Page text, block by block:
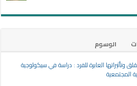
الوسوم
وتأثيراتها العابرة للفرد : دراسة في سيكولوجية
المجتمعية